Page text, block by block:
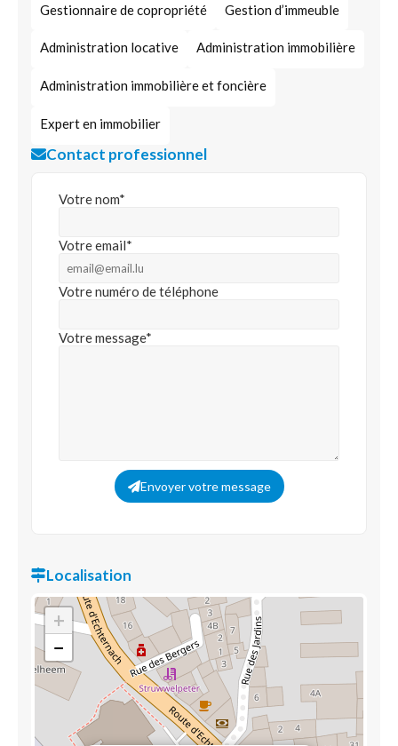
Gestionnaire de copropriété Gestion d’immeuble
Administration locative Administration immobilière
Administration immobilière et foncière
Expert en immobilier
Contact professionnel
Votre nom*
Votre email*
Votre numéro de téléphone
Votre message*
Envoyer votre message
Localisation
+
−